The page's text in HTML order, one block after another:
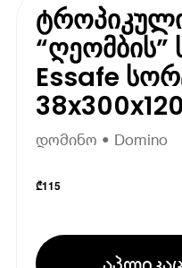
“ღეომბის”
Essafe
დომინო • Domino
₾115